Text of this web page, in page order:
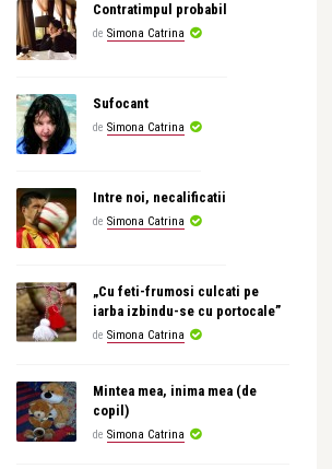
Contratimpul probabil
de Simona Catrina
Sufocant
de Simona Catrina
Intre noi, necalificatii
de Simona Catrina
„Cu feti-frumosi culcati pe
iarba izbindu-se cu portocale”
de Simona Catrina
Mintea mea, inima mea (de
copil)
de Simona Catrina